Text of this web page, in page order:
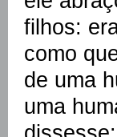
filhos:
como
de uma
uma